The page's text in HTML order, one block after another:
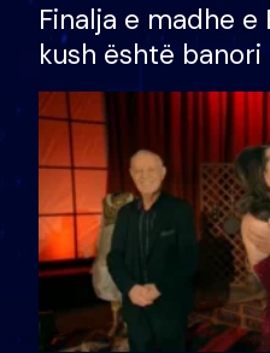
Finalja e madhe
kush është
shtëpinë dhe
të fituar çmimin e